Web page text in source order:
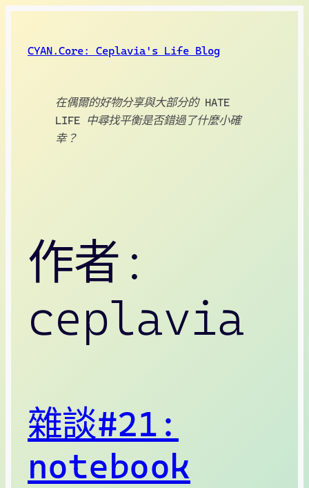
CYAN.Core: Ceplavia's Life Blog
在偶爾的好物分享與大部分的 HATE
LIFE 中尋找平衡是否錯過了什麼小確
幸？
作者:
ceplavia
雜談#21:
notebook